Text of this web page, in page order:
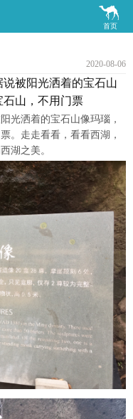

首页
2020-08-06
被阳光洒着的宝石山
山，不用门票
光洒着的宝石山像玛瑙，
。走走看看，看看西湖，
湖之美。